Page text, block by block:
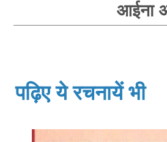
आईना
पढ़िए ये रचनायें भी